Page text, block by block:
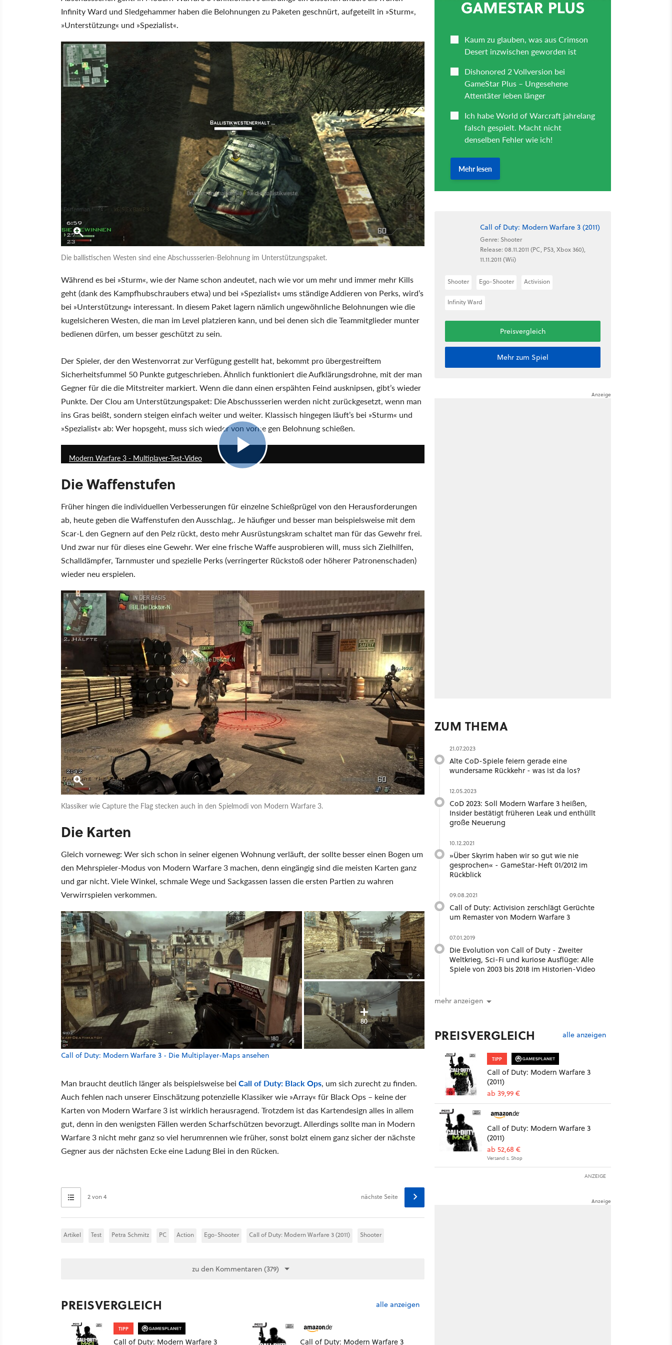
Infinity Ward und Sledgehammer haben die Belohnungen zu Paketen geschnürt, aufgeteilt in »Sturm«,
»Unterstützung« und »Spezialist«.
Die ballistischen Westen sind eine Abschussserien-Belohnung im Unterstützungspaket.
Während es bei »Sturm«, wie der Name schon andeutet, nach wie vor um mehr und immer mehr Kills
geht (dank des Kampfhubschraubers etwa) und bei »Spezialist« ums ständige Addieren von Perks, wird’s
bei »Unterstützung« interessant. In diesem Paket lagern nämlich ungewöhnliche Belohnungen wie die
kugelsicheren Westen, die man im Level platzieren kann, und bei denen sich die Teammitglieder munter
bedienen dürfen, um besser geschützt zu sein.
Der Spieler, der den Westenvorrat zur Verfügung gestellt hat, bekommt pro übergestreiftem
Sicherheitsfummel 50 Punkte gutgeschrieben. Ähnlich funktioniert die Aufklärungsdrohne, mit der man
Gegner für die die Mitstreiter markiert. Wenn die dann einen erspähten Feind ausknipsen, gibt’s wieder
Punkte. Der Clou am Unterstützungspaket: Die Abschussserien werden nicht zurückgesetzt, wenn man
ins Gras beißt, sondern steigen einfach weiter und weiter. Klassisch hingegen läuft’s bei »Sturm« und
»Spezialist« ab: Wer hopsgeht, muss sich wieder von vorne gen Belohnung schießen.
Modern Warfare 3 - Multiplayer-Test-Video
Die Waffenstufen
Früher hingen die individuellen Verbesserungen für einzelne Schießprügel von den Herausforderungen
ab, heute geben die Waffenstufen den Ausschlag,. Je häufiger und besser man beispielsweise mit dem
Scar-L den Gegnern auf den Pelz rückt, desto mehr Ausrüstungskram schaltet man für das Gewehr frei.
Und zwar nur für dieses eine Gewehr. Wer eine frische Waffe ausprobieren will, muss sich Zielhilfen,
Schalldämpfer, Tarnmuster und spezielle Perks (verringerter Rückstoß oder höherer Patronenschaden)
wieder neu erspielen.
Klassiker wie Capture the Flag stecken auch in den Spielmodi von Modern Warfare 3.
Die Karten
Gleich vorneweg: Wer sich schon in seiner eigenen Wohnung verläuft, der sollte besser einen Bogen um
den Mehrspieler-Modus von Modern Warfare 3 machen, denn eingängig sind die meisten Karten ganz
und gar nicht. Viele Winkel, schmale Wege und Sackgassen lassen die ersten Partien zu wahren
Verwirrspielen verkommen.
80
Call of Duty: Modern Warfare 3 - Die Multiplayer-Maps ansehen
Man braucht deutlich länger als beispielsweise bei Call of Duty: Black Ops, um sich zurecht zu finden.
Auch fehlen nach unserer Einschätzung potenzielle Klassiker wie »Array« für Black Ops – keine der
Karten von Modern Warfare 3 ist wirklich herausragend. Trotzdem ist das Kartendesign alles in allem
gut, denn in den wenigsten Fällen werden Scharfschützen bevorzugt. Allerdings sollte man in Modern
Warfare 3 nicht mehr ganz so viel herumrennen wie früher, sonst bolzt einem ganz sicher der nächste
Gegner aus der nächsten Ecke eine Ladung Blei in den Rücken.
2 von 4 nächste Seite
Artikel Test Petra Schmitz PC Action Ego-Shooter Call of Duty: Modern Warfare 3 (2011) Shooter
zu den Kommentaren (379)
PREISVERGLEICH alle anzeigen
TIPP
Call of Duty: Modern Warfare 3 Call of Duty: Modern Warfare 3
Call of Duty: Modern Warfare 3 (2011)
Genre: Shooter
Release: 08.11.2011 (PC, PS3, Xbox 360),
11.11.2011 (Wii)
Shooter Ego-Shooter Activision
Infinity Ward
Preisvergleich
Mehr zum Spiel
ZUM THEMA
21.07.2023
Alte CoD-Spiele feiern gerade eine
wundersame Rückkehr - was ist da los?
12.05.2023
CoD 2023: Soll Modern Warfare 3 heißen,
Insider bestätigt früheren Leak und enthüllt
große Neuerung
10.12.2021
»Über Skyrim haben wir so gut wie nie
gesprochen« - GameStar-Heft 01/2012 im
Rückblick
09.08.2021
Call of Duty: Activision zerschlägt Gerüchte
um Remaster von Modern Warfare 3
07.01.2019
Die Evolution von Call of Duty - Zweiter
Weltkrieg, Sci-Fi und kuriose Ausflüge: Alle
Spiele von 2003 bis 2018 im Historien-Video
mehr anzeigen
PREISVERGLEICH alle anzeigen
TIPP
Call of Duty: Modern Warfare 3
(2011)
ab 39,99 €
Call of Duty: Modern Warfare 3
(2011)
ab 52,68 €
Versand s. Shop
ANZEIGE